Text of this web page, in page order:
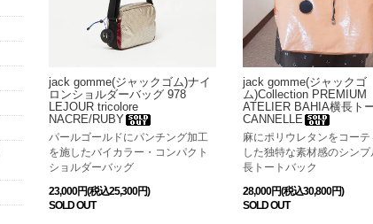
jack gomme(ジャックゴム)ナイ
ロンショルダーバッグ 978
LEJOUR tricolore
NACRE/RUBY
パールゴールドにパンチング加工
を施したバイカラー・コンパクト
ショルダーバッグ
23,000円(税込25,300円)
SOLD OUT
jack gomme(ジャックゴ
ム)Collection PREMIUM
ATELIER BAHIA横長ト
CANNELLE
麻にポリウレタンをコーテ
した独特な素材感のシンプ
長トートバック
28,000円(税込30,800円)
SOLD OUT